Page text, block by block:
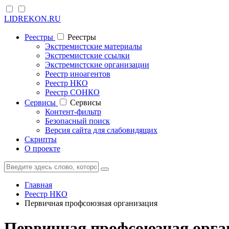
LIDREKON.RU
Реестры
Реестры
Экстремистские материалы
Экстремистские ссылки
Экстремистские организации
Реестр иноагентов
Реестр НКО
Реестр СОНКО
Cервисы
Cервисы
Контент-фильтр
Безопасный поиск
Версия сайта для слабовидящих
Скрипты
О проекте
Главная
Реестр НКО
Первичная профсоюзная организация